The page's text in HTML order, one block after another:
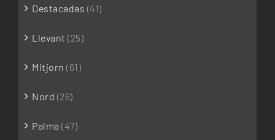
Destacadas (41)
Llevant (25)
Mitjorn (61)
Nord (26)
Palma (47)